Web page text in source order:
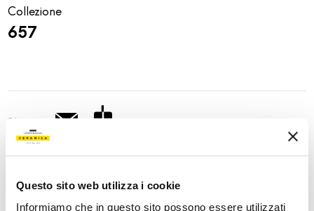
Questo sito web utilizza i cookie
Informiamo che in questo sito possono essere utilizzati
Collezione
657
Share: